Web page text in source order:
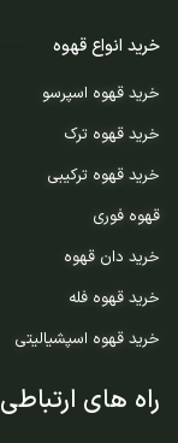
خرید انواع قهوه
خرید قهوه اسپرسو
خرید قهوه ترک
خرید قهوه ترکیبی
قهوه فوری
خرید دان قهوه
خرید قهوه فله
خرید قهوه اسپشیالیتی
راه های ارتباطی